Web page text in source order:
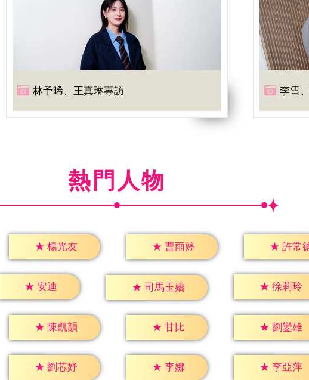
林予晞、王真琳專訪 李雪
熱門人物
★ 楊光友 ★ 曹雨婷 ★ 許常
★ 安迪 ★ 司馬玉嬌 ★ 徐莉玲
★ 陳凱韻 ★ 甘比 ★ 劉鑾雄
★ 劉芯妤 ★ 李娜 ★ 李亞萍